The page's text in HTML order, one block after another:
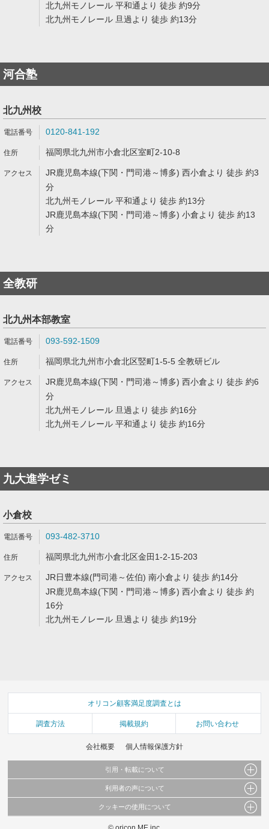
北九州モノレール 平和通より 徒歩 約9分
北九州モノレール 旦過より 徒歩 約13分
河合塾
北九州校
0120-841-192
福岡県北九州市小倉北区室町2-10-8
JR鹿児島本線(下関・門司港～博多) 西小倉より 徒歩 約3
分
北九州モノレール 平和通より 徒歩 約13分
JR鹿児島本線(下関・門司港～博多) 小倉より 徒歩 約13
分
全教研
北九州本部教室
093-592-1509
福岡県北九州市小倉北区竪町1-5-5 全教研ビル
JR鹿児島本線(下関・門司港～博多) 西小倉より 徒歩 約6
分
北九州モノレール 旦過より 徒歩 約16分
北九州モノレール 平和通より 徒歩 約16分
九大進学ゼミ
小倉校
093-482-3710
福岡県北九州市小倉北区金田1-2-15-203
JR日豊本線(門司港～佐伯) 南小倉より 徒歩 約14分
JR鹿児島本線(下関・門司港～博多) 西小倉より 徒歩 約
16分
北九州モノレール 旦過より 徒歩 約19分
オリコン顧客満足度調査とは
調査方法 掲載規約 お問い合わせ
会社概要 個人情報保護方針
引用・転載について
当サイトで公開されている情報（文字、写真、イラスト、画像データ等）及びこれらの配
これらの情報を権利者の許可なく無断転載・複製などの二次利用を行うことは固く禁じて
利用者の声について
当サイトに掲載している内容はすべてサービスの利用者が提出された見解・感想です。
クッキーの使用について
このサイトでは Cookie を使用して、ユーザーに合わせたコンテンツや広告の表示、ソー